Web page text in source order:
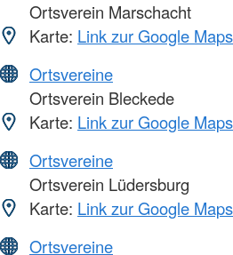
Ortsverein Marschacht
Karte: Link zur Google
Ortsvereine
Ortsverein Bleckede
Karte: Link zur Google
Ortsvereine
Ortsverein Lüdersburg
Karte: Link zur Google
Ortsvereine